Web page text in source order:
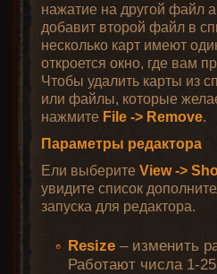
нажатие на другой файл
добавит второй файл в
несколько карт имеют
откроется окно, где вам
Чтобы удалить карты из
или файлы, которые
нажмите File -> Remove.
Параметры редактора
Ели выберитеView ->
увидите список
запуска для редактора.
Resize – изменить
Работают числа 1-